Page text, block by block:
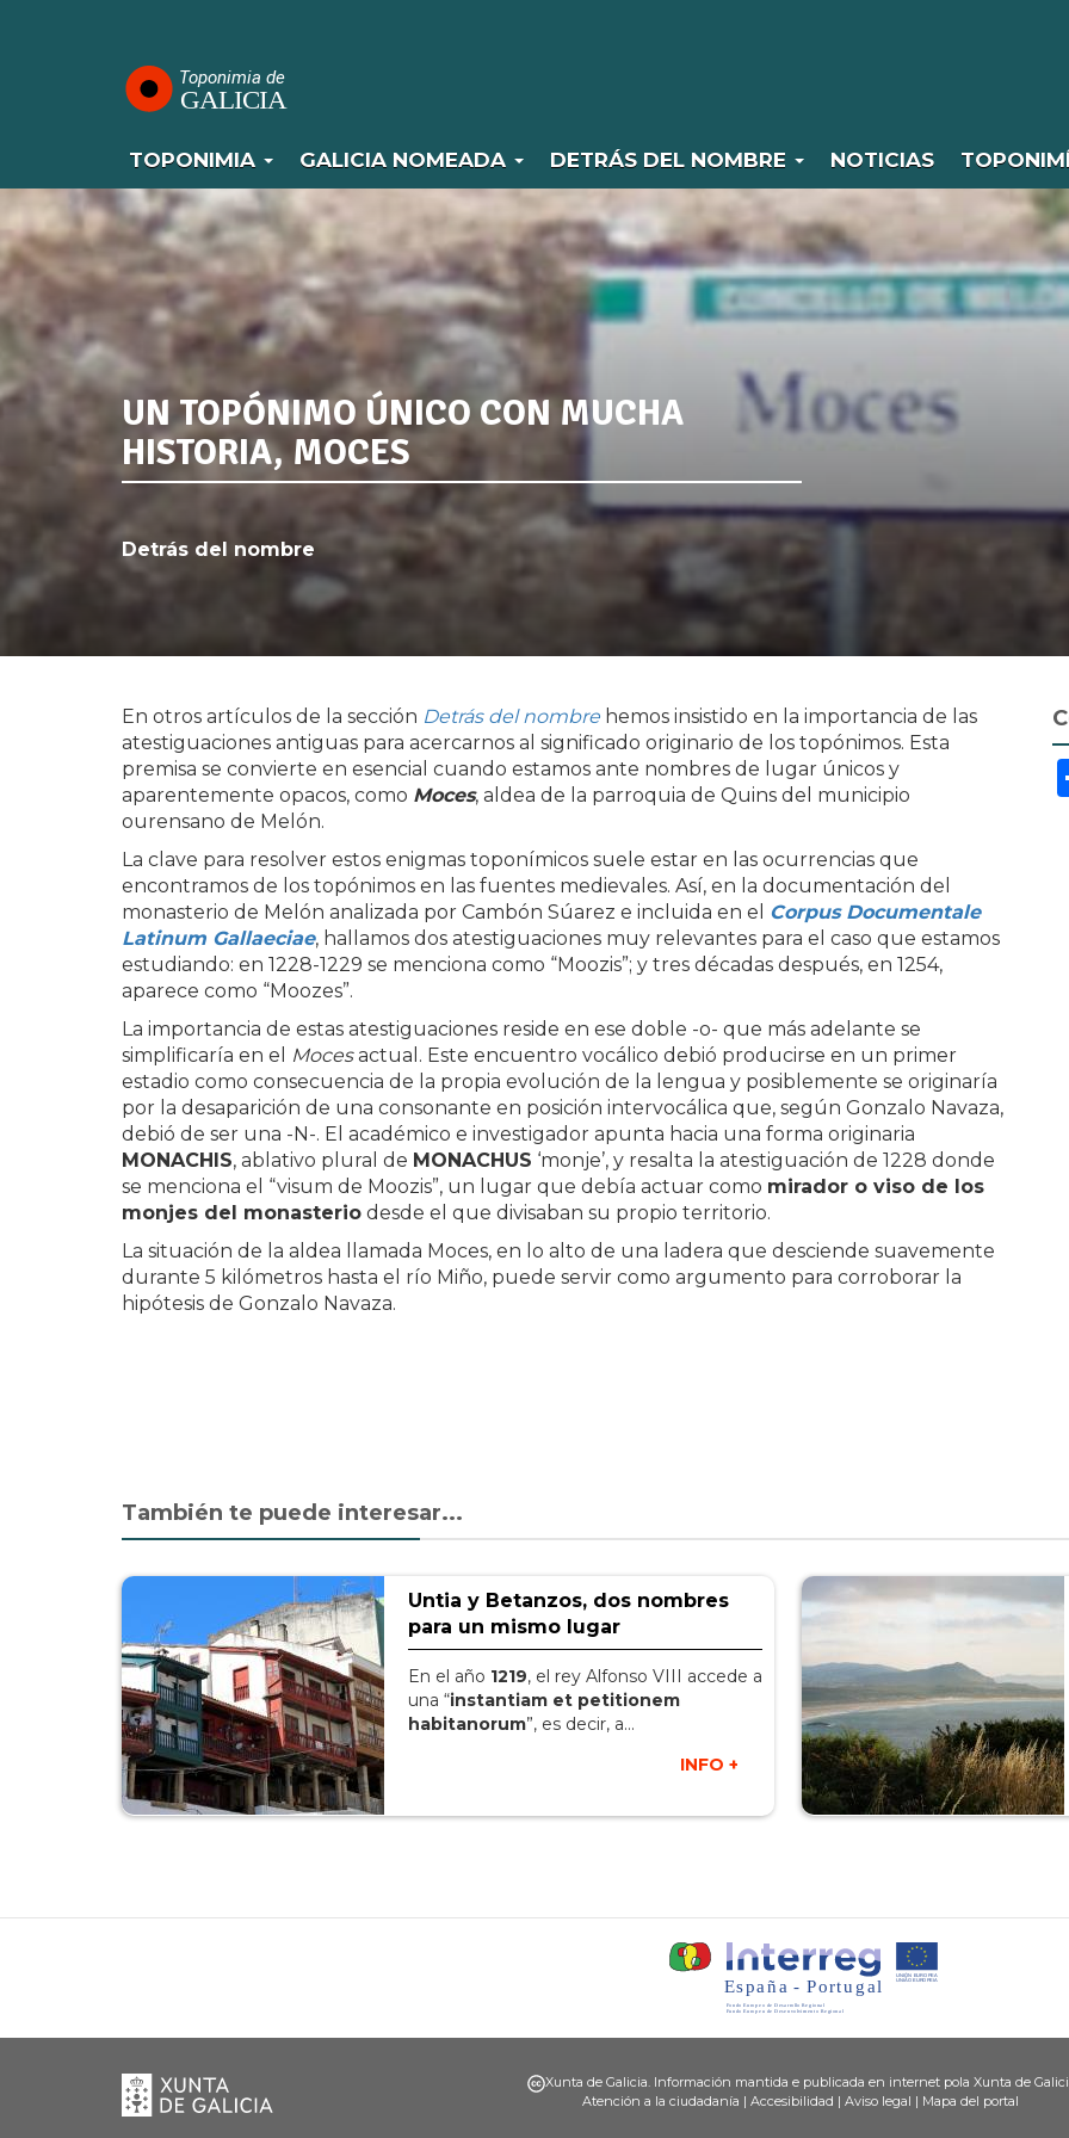
principal
TOPONIMIA GALICIA NOMEADA DETRÁS DEL NOMBRE NOTICIAS
UN TOPÓNIMO ÚNICO CON MUCHA
HISTORIA, MOCES
Detrás del nombre
En otros artículos de la sección Detrás del nombre hemos insistido en la importancia de las
atestiguaciones antiguas para acercarnos al significado originario de los topónimos. Esta
premisa se convierte en esencial cuando estamos ante nombres de lugar únicos y
aparentemente opacos, como Moces, aldea de la parroquia de Quins del municipio
ourensano de Melón.
La clave para resolver estos enigmas toponímicos suele estar en las ocurrencias que
encontramos de los topónimos en las fuentes medievales. Así, en la documentación del
monasterio de Melón analizada por Cambón Súarez e incluida en el Corpus Documentale
Latinum Gallaeciae, hallamos dos atestiguaciones muy relevantes para el caso que estamos
estudiando: en 1228-1229 se menciona como “Moozis”; y tres décadas después, en 1254,
aparece como “Moozes”.
La importancia de estas atestiguaciones reside en ese doble -o- que más adelante se
simplificaría en el
Mocesactual. Este encuentro vocálico debió producirse en un primer
estadio como consecuencia de la propia evolución de la lengua y posiblemente se originaría
por la desaparición de una consonante en posición intervocálica que, según Gonzalo Navaza,
debió de ser una -N-. El académico e investigador apunta hacia una forma originaria
MONACHIS, ablativo plural de MONACHUS ‘monje’, y resalta la atestiguación de 1228 donde
se menciona el “visum de Moozis”, un lugar que debía actuar como mirador o viso de los
monjes del monasterio desde el que divisaban su propio territorio.
La situación de la aldea llamada Moces, en lo alto de una ladera que desciende suavemente
durante 5 kilómetros hasta el río Miño, puede servir como argumento para corroborar la
hipótesis de Gonzalo Navaza.
También te puede interesar...
Untia y Betanzos, dos nombres
para un mismo lugar
En el año 1219, el rey Alfonso VIII accede a
una “instantiam et petitionem
habitanorum”, es decir, a...
INFO +
Xunta
de
Galicia
Xunta de Galicia. Información mantida e publicada en internet pola Xunta de
Atención a la ciudadanía | Accesibilidad | Aviso legal | Mapa del portal